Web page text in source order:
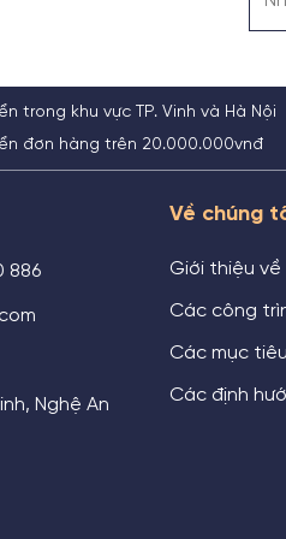
trong khu vực TP. Vinh và Hà Nội
đơn hàng trên 20.000.000vnđ
886
Nghệ An
Về chúng
Giới thiệu
Các công
Các mục
Các định